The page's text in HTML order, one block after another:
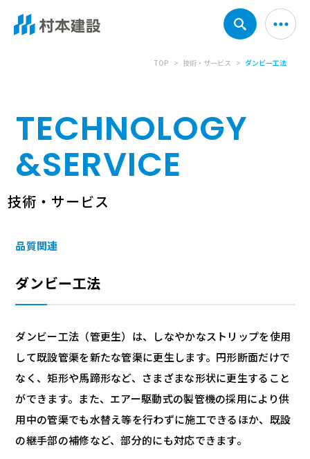
TOP 技術・サービス ダンビー工法
TECHNOLOGY
&SERVICE
技術・サービス
品質関連
ダンビー工法
ダンビー工法（管更生）は、しなやかなストリップを使用
して既設管渠を新たな管渠に更生します。円形断面だけで
なく、矩形や馬蹄形など、さまざまな形状に更生すること
ができます。また、エアー駆動式の製管機の採用により供
用中の管渠でも水替え等を行わずに施工できるほか、既設
の継手部の補修など、部分的にも対応できます。